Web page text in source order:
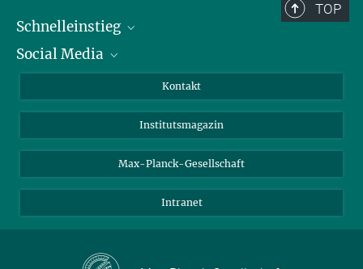
TOP
Schnelleinstieg
Alumni
Fördernde
Schulen
Studierende
Social Media
Bluesky
Facebook
YouTube
Kontakt
Institutsmagazin
Max-Planck-Gesellschaft
Intranet